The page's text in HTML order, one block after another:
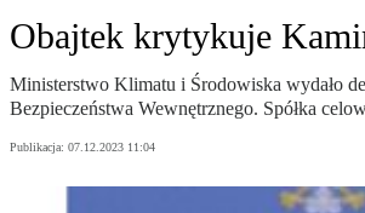
Obajtek krytykuje
Ministerstwo Klimatu i Środowiska wydało
Bezpieczeństwa Wewnętrznego. Spółka
Publikacja: 07.12.2023 11:04